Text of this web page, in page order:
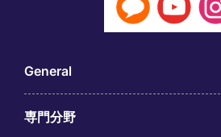
General
専門分野